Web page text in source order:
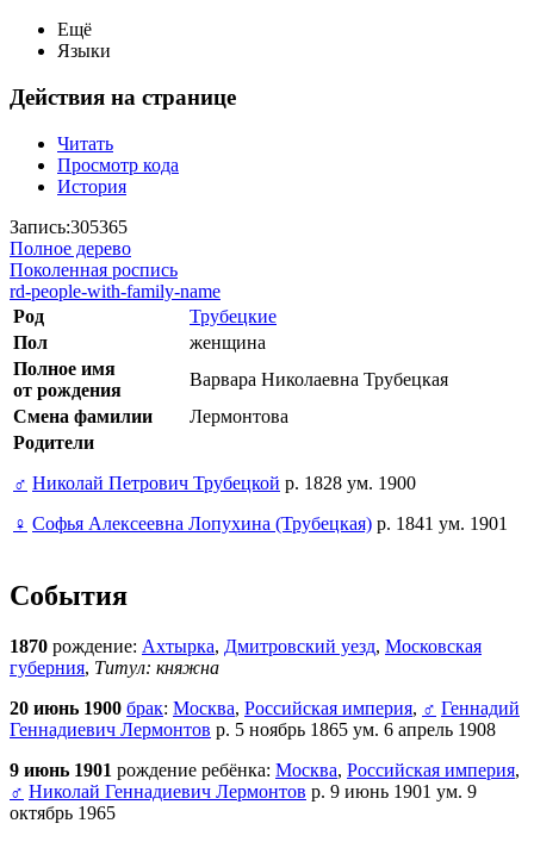
Ещё
Языки
Действия на странице
Читать
Просмотр кода
История
Запись:305365
Полное дерево
Поколенная роспись
rd-people-with-family-name
Род
Трубецкие
Пол
женщина
Полное имя
от рождения
Варвара Николаевна Трубецкая
Смена фамилии
Лермонтова
Родители
♂ Николай Петрович Трубецкой р. 1828 ум. 1900
♀ Софья Алексеевна Лопухина (Трубецкая) р. 1841 ум. 1901
События
1870 рождение: Ахтырка, Дмитровский уезд, Московская
губерния, Титул: княжна
20 июнь 1900 брак: Москва, Российская империя, ♂ Геннадий
Геннадиевич Лермонтов р. 5 ноябрь 1865 ум. 6 апрель 1908
9 июнь 1901 рождение ребёнка: Москва, Российская империя,
♂ Николай Геннадиевич Лермонтов р. 9 июнь 1901 ум. 9
октябрь 1965